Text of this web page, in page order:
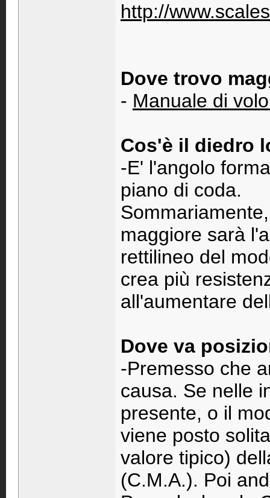
http://
Dove trovo
- Manuale di
Cos'è il diedro
-E' l'angolo
piano di coda.
maggiore sarà
rettilineo del
crea più
all'aumentare
Dove va
-Premesso che
causa. Se nelle
presente, o il
viene posto
valore tipico)
(C.M.A.). Poi